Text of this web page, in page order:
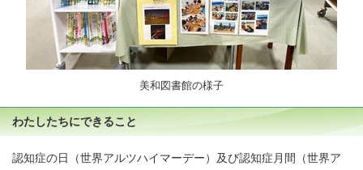
美和図書館の様子
わたしたちにできること
認知症の日（世界アルツハイマーデー）及び認知症月間（世界ア